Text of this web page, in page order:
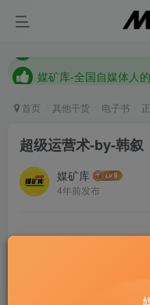
媒矿库-全国自媒体人
媒矿库-全国自媒体人
首页 其他干货 电子书
超级运营术-by-韩叙
媒矿库
4年前发布
如果你不去试，